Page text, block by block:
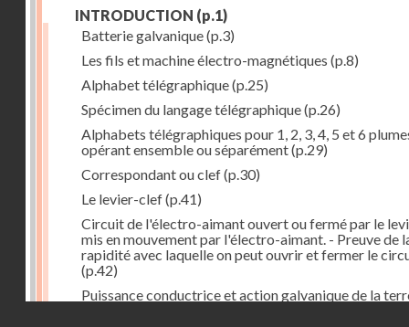
INTRODUCTION (p.1)
Batterie galvanique(p.3)
Les fils et machine électro-magnétiques (p.8)
Alphabet télégraphique(p.25)
Spécimen du langage télégraphique(p.26)
Alphabets télégraphiques pour 1, 2, 3, 4, 5 et 6
opérant ensemble ou séparément(p.29)
Correspondant ou clef(p.30)
Le levier-clef(p.41)
Circuit de l'électro-aimant ouvert ou fermé par le
mis en mouvement par l'électro-aimant. - Preuve de
rapidité avec laquelle on peut ouvrir et fermer le
(p.42)
Puissance conductrice et action galvanique de la